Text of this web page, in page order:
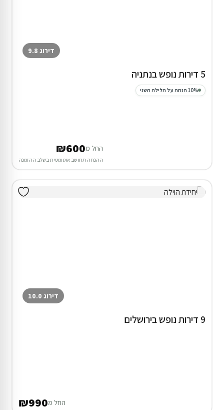
דירוג 9.8
5 דירות נופש בנתניה
10% הנחה על הלילה השני
החל מ₪600
ההנחה תחושב אוטומטית בשלב ההזמנה
דירוג 10.0
9 דירות נופש בירושלים
החל מ₪990